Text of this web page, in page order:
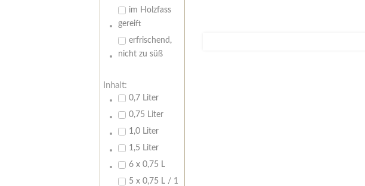
im Holzfass
gereift
erfrischend,
nicht zu süß
Inhalt:
0,7 Liter
0,75 Liter
1,0 Liter
1,5 Liter
6 x 0,75 L
5 x 0,75 L / 1